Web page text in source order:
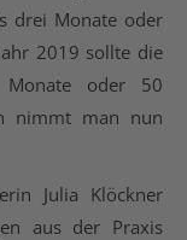
drei Monate oder
2019 sollte die
oder 50
nimmt man nun
Julia Klöckner
aus der Praxis